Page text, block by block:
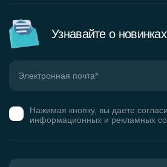
Узнавайте о
Нажимая кнопку, вы даете
информационных и рекламных